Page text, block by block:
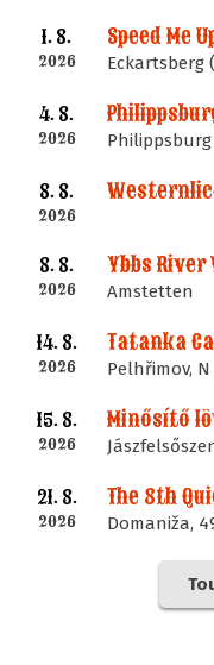
1. 8.
2026
Speed Me
Eckartsberg
4. 8.
2026 Philippsburg
8. 8.
2026
8. 8.
2026 Amstetten
14. 8.
2026 Pelhřimov, N
15. 8.
2026
Minősítő
21. 8.
2026
The 8th
Domaniža,